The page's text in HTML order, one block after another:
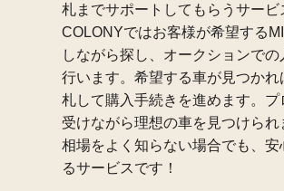
札までサポートしてもらうサービ
COLONYではお客様が希望する
しながら探し、オークションでの
行います。希望する車が見つかれ
札して購入手続きを進めます。プ
受けながら理想の車を見つけられ
相場をよく知らない場合でも、安
るサービスです！